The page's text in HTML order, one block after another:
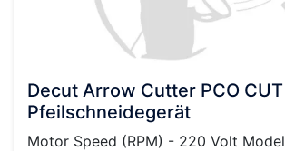
Decut Arrow Cutter PCO CUT
Pfeilschneidegerät
Motor Speed (RPM) - 220 Volt Model